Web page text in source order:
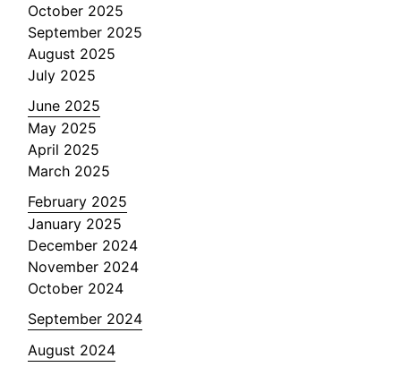
October 2025
September 2025
August 2025
July 2025
June 2025
May 2025
April 2025
March 2025
February 2025
January 2025
December 2024
November 2024
October 2024
September 2024
August 2024